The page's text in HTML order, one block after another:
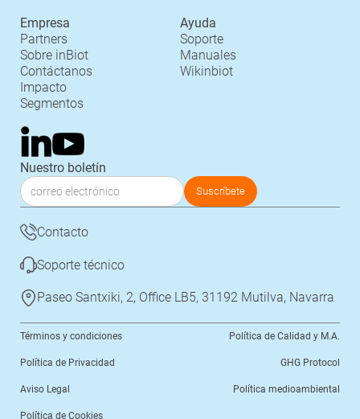
Empresa
Partners
Sobre inBiot
Contáctanos
Impacto
Segmentos
Ayuda
Soporte
Manuales
Wikinbiot
Nuestro boletín
Contacto
Soporte técnico
Paseo Santxiki, 2, Office LB5, 31192 Mutilva, Navarra
Términos y condiciones
Política de Privacidad
Aviso Legal
Política de Cookies
Política de Calidad y M.A.
GHG Protocol
Política medioambiental